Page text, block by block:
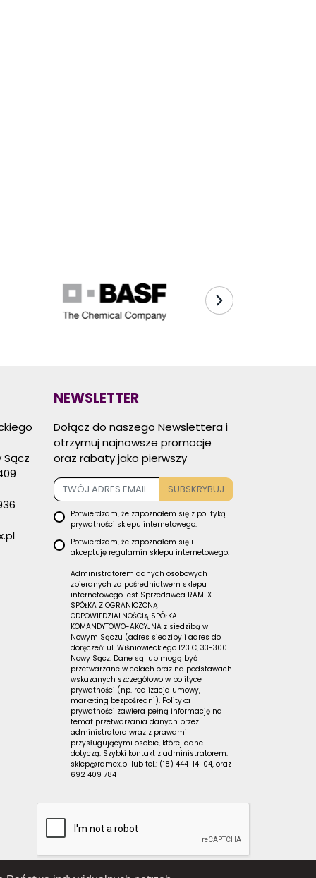
Sącz
NEWSLETTER
Dołącz do naszego Newslettera i
otrzymuj najnowsze promocje
oraz rabaty jako pierwszy
SUBSKRYBUJ
Potwierdzam, że zapoznałem się z polityką
prywatności sklepu internetowego.
Potwierdzam, że zapoznałem się i
akceptuję regulamin sklepu internetowego.
Administratorem danych osobowych
zbieranych za pośrednictwem sklepu
internetowego jest Sprzedawca RAMEX
SPÓŁKA Z OGRANICZONĄ
ODPOWIEDZIALNOŚCIĄ SPÓŁKA
KOMANDYTOWO-AKCYJNA z siedzibą w
Nowym Sączu (adres siedziby i adres do
doręczeń: ul. Wiśniowieckiego 123 C, 33-300
Nowy Sącz. Dane są lub mogą być
przetwarzane w celach oraz na podstawach
wskazanych szczegółowo w polityce
prywatności (np. realizacja umowy,
marketing bezpośredni). Polityka
prywatności zawiera pełną informację na
temat przetwarzania danych przez
administratora wraz z prawami
przysługującymi osobie, której dane
dotyczą. Szybki kontakt z administratorem:
sklep@ramex.pl lub tel.: (18) 444-14-04, oraz
692 409 784